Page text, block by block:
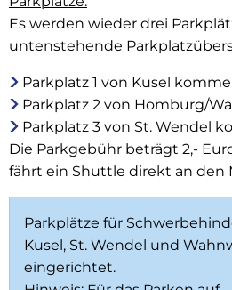
Es werden wieder drei
untenstehende
Parkplatz 1 von Kusel
Parkplatz 2 von Homburg/
Parkplatz 3 von St. Wendel
Die Parkgebühr beträgt 2,-
fährt ein Shuttle direkt an den
Parkplätze für
Kusel, St. Wendel und
eingerichtet.